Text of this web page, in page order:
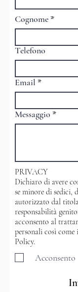
prenotare un
domande
navigare sul sito
Cognome
Telefono
Email
Messaggio
PRIVACY
Dichiaro di avere
se minore di sedici,
autorizzato dal
responsabilità
acconsento al
personali così
Policy.
Acconsento